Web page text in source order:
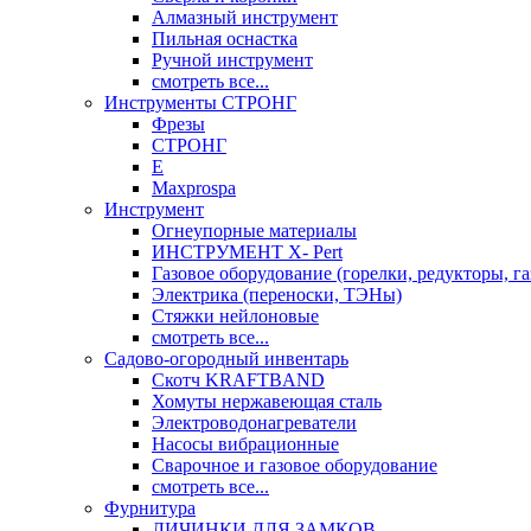
Алмазный инструмент
Пильная оснастка
Ручной инструмент
смотреть все...
Инструменты СТРОНГ
Фрезы
СТРОНГ
Е
Maxprospa
Инструмент
Огнеупорные материалы
ИНСТРУМЕНТ X- Pert
Газовое оборудование (горелки, редукторы,
Электрика (переноски, ТЭНы)
Стяжки нейлоновые
смотреть все...
Садово-огородный инвентарь
Скотч KRAFTBAND
Хомуты нержавеющая сталь
Электроводонагреватели
Насосы вибрационные
Сварочное и газовое оборудование
смотреть все...
Фурнитура